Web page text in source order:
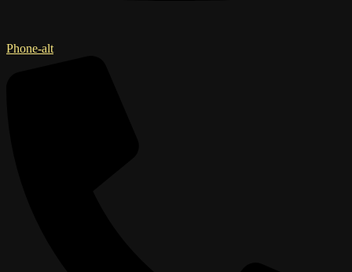
Phone-alt